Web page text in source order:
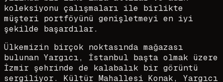
koleksiyonu çalışmaları ile birlikte
müşteri portföyünü genişletmeyi en iyi
şekilde başardılar.
Ülkemizin birçok noktasında mağazası
bulunan Yargıcı, İstanbul başta olmak üzere
İzmir şehrinde de kalabalık bir görüntü
sergiliyor. Kültür Mahallesi Konak, Yargıcı